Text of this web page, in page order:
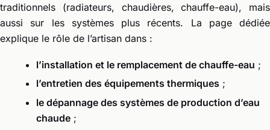
traditionnels (radiateurs, chaudières, chauffe-eau), mais
aussi sur les systèmes plus récents. La page dédiée
explique le rôle de l’artisan dans :
l’installation et le remplacement de chauffe-eau ;
l’entretien des équipements thermiques ;
le dépannage des systèmes de production d’eau
chaude ;